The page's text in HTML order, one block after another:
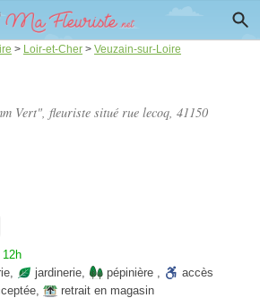
> Loir-et-Cher > Veuzain-sur-Loire
Vert", fleuriste situé rue lecoq, 41150
, jardinerie, pépinière ,
accès
, retrait en magasin